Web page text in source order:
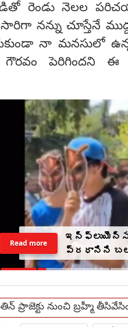
రెండు నెలల
నన్ను చూస్తేనే
నా మనసులో ఉన్న
పెరిగిందని ఈ
ప్రధానిని
మెడకు ఉచ్చు
Read more
ప్రాజెక్టు నుంచి బ్రహ్మీ